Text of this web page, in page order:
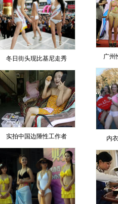
冬日街头现比基尼走秀 广州
实拍中国边陲性工作者 内